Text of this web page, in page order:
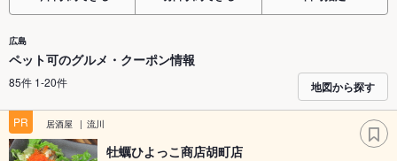
広島
ペット可のグルメ・クーポン情報
85件 1-20件 地図から探す
PR 居酒屋 流川
牡蠣ひよっこ商店胡町店